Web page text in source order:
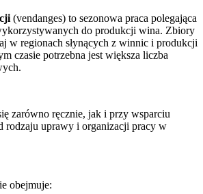
(vendanges) to sezonowa praca polegająca
do produkcji wina. Zbiory
w regionach słynących z winnic i produkcji
czasie potrzebna jest większa liczba
zarówno ręcznie, jak i przy wsparciu
rodzaju uprawy i organizacji pracy w
obejmuje: